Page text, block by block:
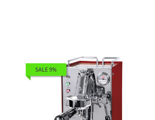
SALE 9%